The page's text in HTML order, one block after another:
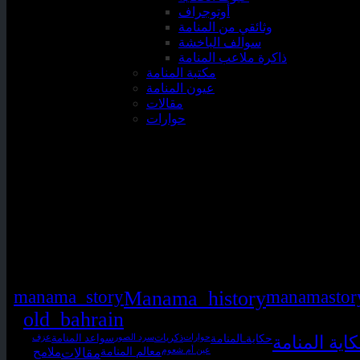
أوتوجراف
وثائقي من المنامة
سوالف الباخشة
ذاكرة ملاعب المنامة
مكتبة المنامة
عيون المنامة
مقالات
حوارات
Manama_history
manama_story
old_bahrain
المنامةحكايةـالمنامةحواراتذكرياتسرد الصور سواعد المنامةعزف
عين أم شعوممعالم المنامةمقالاتملامح